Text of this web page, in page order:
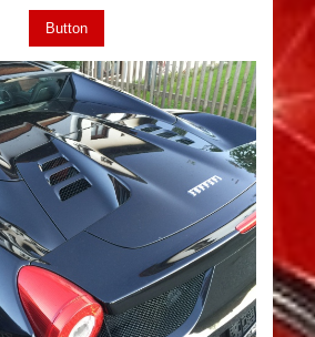
Button